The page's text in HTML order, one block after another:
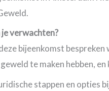
verwachten?
bijeenkomst bespreken
te maken hebben,
stappen en opties